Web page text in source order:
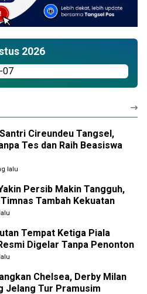
2026
Cireundeu Tangsel,
Tes dan Raih Beasiswa
lalu
Persib Makin Tangguh,
Tambah Kekuatan
Tempat Ketiga Piala
Digelar Tanpa Penonton
Chelsea, Derby Milan
Jelang Tur Pramusim